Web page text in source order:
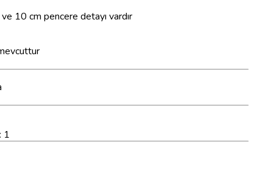
10 cm pencere detayı vardır
1